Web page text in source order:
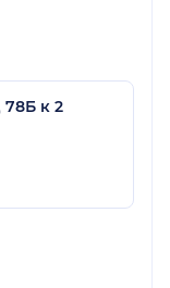
78Б к 2